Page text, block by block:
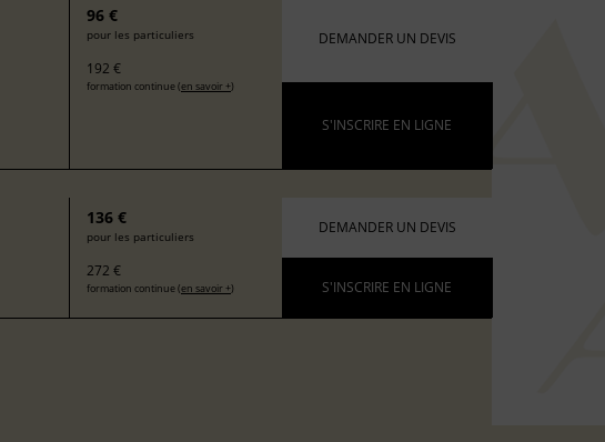
96 €
pour les particuliers
192 €
formation continue (en savoir +)
DEMANDER UN DEVIS
S'INSCRIRE EN LIGNE
136 €
pour les particuliers
272 €
formation continue (en savoir +)
DEMANDER UN DEVIS
S'INSCRIRE EN LIGNE